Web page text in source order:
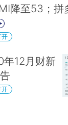
降至53；拼
开
年12月财新
开